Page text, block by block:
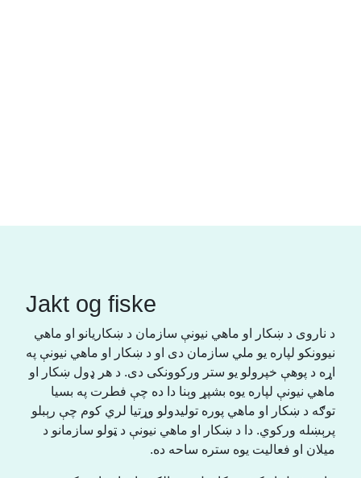
Jakt og fiske
د ناروی د ښکار او ماهي نیونې سازمان د ښکاریانو او ماهي
نیوونکو لپاره یو ملي سازمان دی او د ښکار او ماهي نیونې په
اړه د پوهې خپرولو یو ستر ورکوونکی دی. د هر ډول ښکار او
ماهي نیونې لپاره یوه بشپړ وېنا دا ده چې فطرت په بسیا
توګه د ښکار او ماهي پوره تولیدولو وړتیا لري کوم چې رېبلو
پرېښله ورکوي. دا د ښکار او ماهي نیونې د ټولو سازمانو د
میلان او فعالیت یوه ستره ساحه ده.